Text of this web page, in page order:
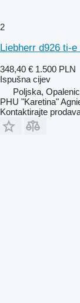
2
Liebherr d926 ti-
348,40 € 1.500 PLN
Ispušna cijev
Poljska,
PHU "Karetina"
Kontaktirajte